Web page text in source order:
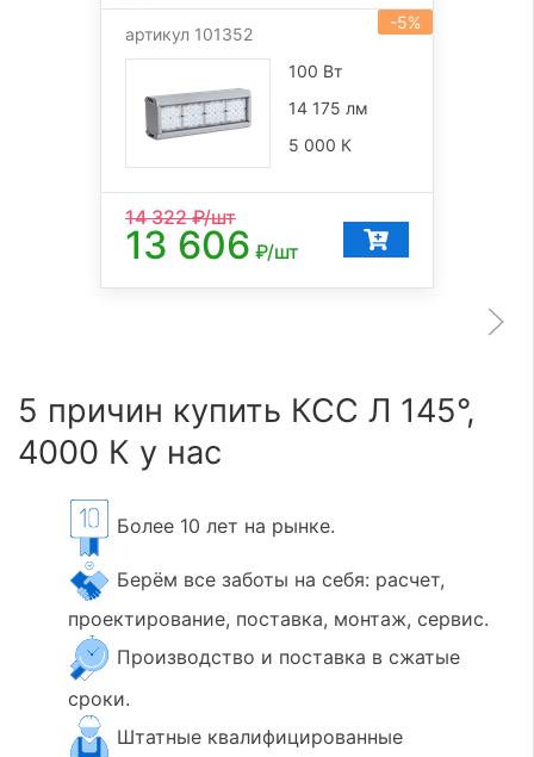
-5%
артикул 101352
100 Вт
14 175 лм
5 000 К
14 322₽/шт
13 606 ₽/шт
5 причин купить КСС Л 145°,
4000 К у нас
Более 10 лет на рынке.
Берём все заботы на себя: расчет,
проектирование, поставка, монтаж, сервис.
Производство и поставка в сжатые
сроки.
Штатные квалифицированные